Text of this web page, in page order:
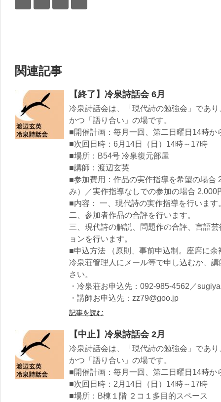
関連記事
【終了】冷泉詩話会 6月
冷泉詩話会は、「現代詩の勉強会」であ
かつ「語り合い」の場です。
■開催計画：毎月一回、第二日曜日14時か
■次回日時：6月14日（日）14時～17時
■場所：B54号 冷泉復元部屋
■講師：渡辺玄英
■参加費用：作品の実作指導を希望の場合
み）／実作指導なしでの参加の場合 2,000
■内容： 一、現代詩の実作指導を行います
二、参加者作品の合評を行います。
三、現代詩の解説、問題作の合評、言語
ョンを行います。
■申込方法 （原則、事前申込制。座席に
冷泉荘管理人にメール等で申し込むか、
さい。
・冷泉荘お申込先：092-985-4562／
・講師お申込先：zz79@goo.jp
記事を読む
【中止】冷泉詩話会 2月
冷泉詩話会は、「現代詩の勉強会」であ
かつ「語り合い」の場です。
■開催計画：毎月一回、第二日曜日14時か
■次回日時：2月14日（日）14時～17時
■場所：B棟１階 ２コ１多目的スペース